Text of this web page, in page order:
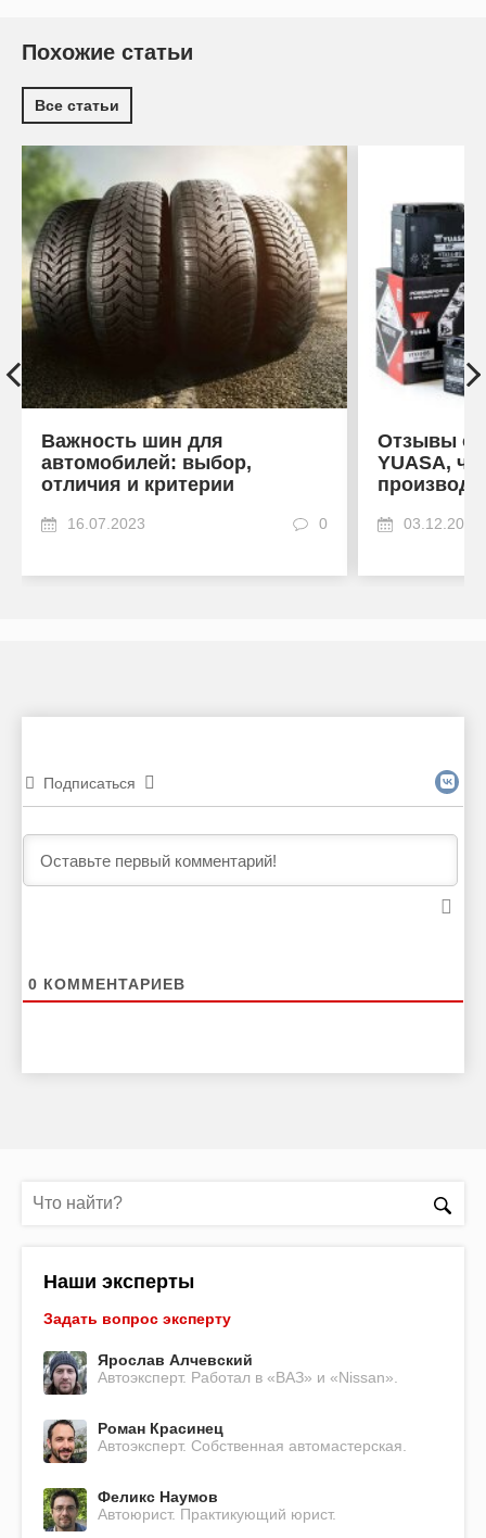
Похожие статьи
Все статьи
Важность шин для
автомобилей: выбор,
отличия и критерии
16.07.2023 0
Отзывы об
YUASA,
03.12.2022
Подписаться
0 КОММЕНТАРИЕВ
Наши эксперты
Задать вопрос эксперту
Ярослав Алчевский
Автоэксперт. Работал в «ВАЗ» и «Nissan».
Роман Красинец
Автоэксперт. Собственная автомастерская.
Феликс Наумов
Автоюрист. Практикующий юрист.